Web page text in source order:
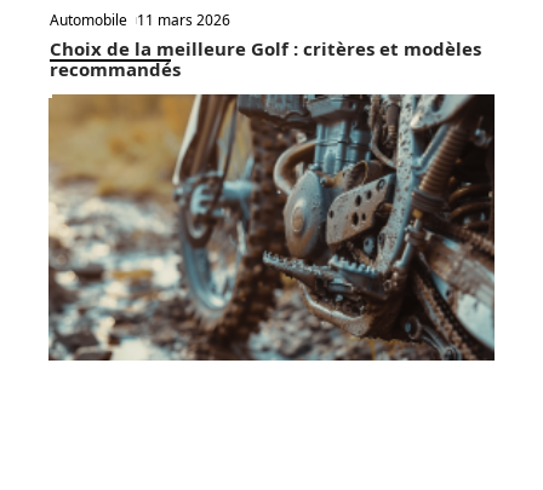
Automobile 11 mars 2026
Choix de la meilleure Golf : critères et modèles
recommandés